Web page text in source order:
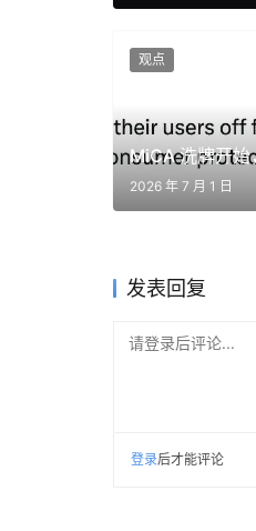
协议也可以称为
为其存入的激励
持股人收益
Aerodrome 根据
MiCA 洗牌开
2026 年 7 月 1 日
观点
发表回复
请登录后评论...
登录后才能评论